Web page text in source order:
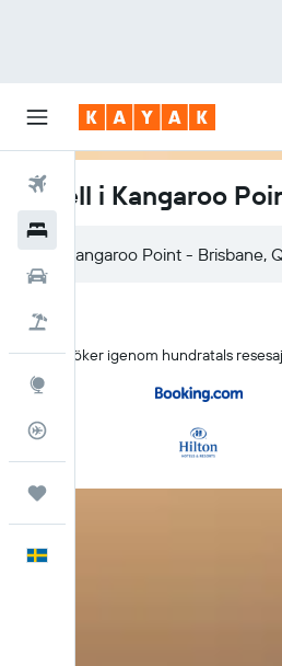
Flyg
Trips
Hotell i Kangaroo
KAYAK söker igenom hundratals